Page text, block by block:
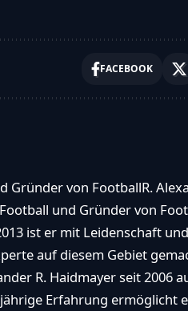
FACEBOOK
Gründer von FootballR.
und Gründer von
ist er mit Leidenschaft
auf diesem Gebiet
R. Haidmayer seit 2006
Erfahrung ermöglicht